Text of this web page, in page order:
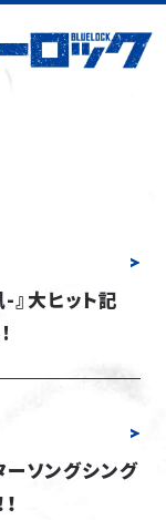
大ヒット記
ーソングシング